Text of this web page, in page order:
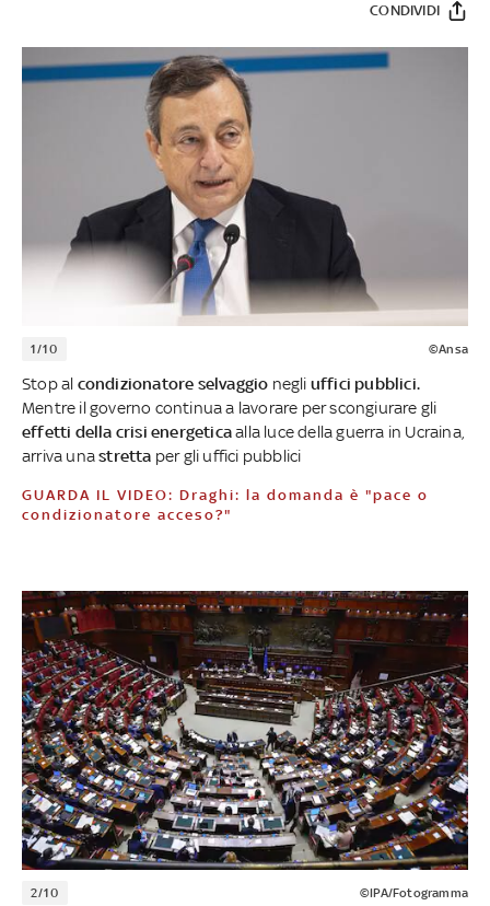
CONDIVIDI
1/10 ©Ansa
Stop al condizionatore selvaggio negli uffici pubblici.
Mentre il governo continua a lavorare per scongiurare gli
effetti della crisi energeticaalla luce della guerra in Ucraina,
arriva unastretta per gli uffici pubblici
GUARDA IL VIDEO: Draghi: la domanda è "pace o
condizionatore acceso?"
2/10 ©IPA/Fotogramma